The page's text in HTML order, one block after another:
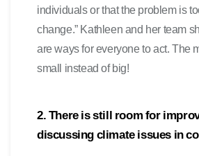
individuals or that the problem is
change.” Kathleen and her team
are ways for everyone to act. The
small instead of big!
2. There is still room for
discussing climate issues in